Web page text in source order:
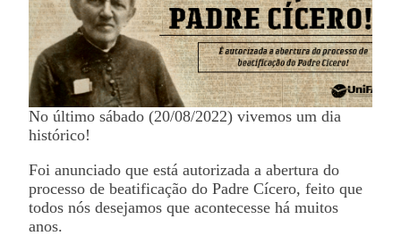
No último sábado (20/08/2022) vivemos um dia
histórico!
Foi anunciado que está autorizada a abertura do
processo de beatificação do Padre Cícero, feito que
todos nós desejamos que acontecesse há muitos
anos.